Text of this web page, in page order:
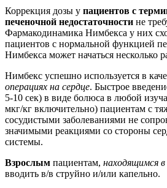
Коррекция дозы у пациентов с
печеночной недостаточности не
Фармакодинамика Нимбекса у них
пациентов с нормальной функцией
Нимбекса может начаться несколько
Нимбекс успешно используется в
операциях на сердце. Быстрое
5-10 сек) в виде болюса в любой
мкг/кг включительно) пациентам с
сосудистыми заболеваниями не
значимыми реакциями со стороны
системы.
Взрослым пациентам, находящимся
вводить в/в струйно и/или капельно.